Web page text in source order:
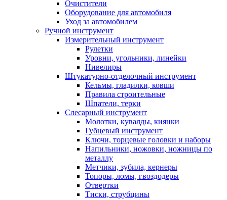
Очистители
Оборудование для автомобиля
Уход за автомобилем
Ручной инструмент
Измерительный инструмент
Рулетки
Уровни, угольники, линейки
Нивелиры
Штукатурно-отделочный инструмент
Кельмы, гладилки, ковши
Правила строительные
Шпатели, терки
Слесарный инструмент
Молотки, кувалды, киянки
Губцевый инструмент
Ключи, торцевые головки и наборы
Напильники, ножовки, ножницы по
металлу
Метчики, зубила, кернеры
Топоры, ломы, гвоздодеры
Отвертки
Тиски, струбцины